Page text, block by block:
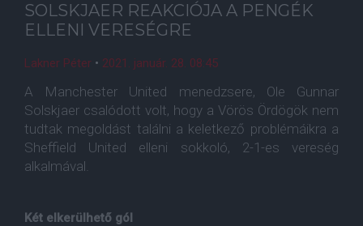
SOLSKJAER REAKCIÓJA A PENGÉK
ELLENI VERESÉGRE
Lakner Péter • 2021. január. 28. 08:45
A Manchester United menedzsere, Ole Gunnar
Solskjaer csalódott volt, hogy a Vörös Ördögök nem
tudtak megoldást találni a keletkező problémáikra a
Sheffield United elleni sokkoló, 2-1-es vereség
alkalmával.
Két elkerülhető gól